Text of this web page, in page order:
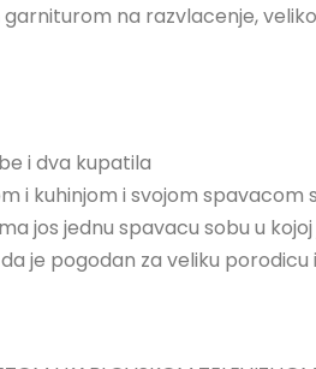
na razvlacenje,
i dva kupatila
i kuhinjom i svojom spavacom
jos jednu spavacu sobu u
je pogodan za veliku porodicu